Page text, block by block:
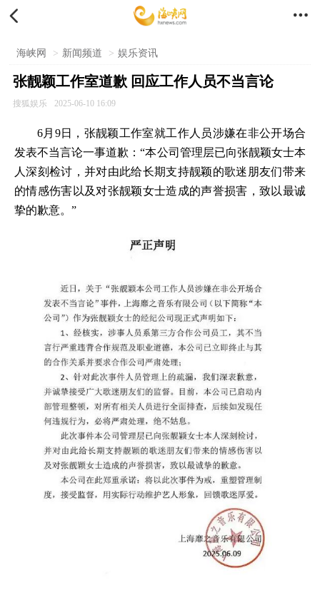
 
海峡网 > 新闻频道 > 娱乐资讯
张靓颖工作室道歉 回应工作人员不当言论
搜狐娱乐 2025-06-10 16:09
6月9日，张靓颖工作室就工作人员涉嫌在非公开场合
发表不当言论一事道歉：“本公司管理层已向张靓颖女士本
人深刻检讨，并对由此给长期支持靓颖的歌迷朋友们带来
的情感伤害以及对张靓颖女士造成的声誉损害，致以最诚
挚的歉意。”